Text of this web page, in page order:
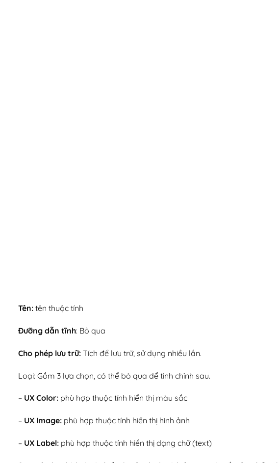
Tên: tên thuộc tính
Đưỡng dẫn tĩnh: Bỏ qua
Cho phép lưu trữ: Tích để lưu trữ, sử dụng nhiều lần.
Loại: Gồm 3 lựa chọn, có thể bỏ qua để tinh chỉnh sau.
– UX Color: phù hợp thuộc tính hiển thị màu sắc
– UX Image: phù hợp thuộc tính hiển thị hình ảnh
– UX Label: phù hợp thuộc tính hiển thị dạng chữ (text)